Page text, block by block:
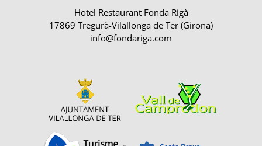
Hotel Restaurant Fonda Rigà
17869 Tregurà-Vilallonga de Ter (Girona)
info@fondariga.com